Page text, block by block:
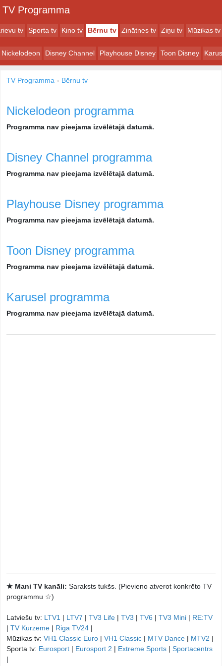
TV Programma
tv Sporta tv Kino tv Bērnu tv Zinātnes tv Ziņu tv Mūzikas tv
Nickelodeon Disney Channel Playhouse Disney Toon Disney
TV Programma Bērnu tv
Nickelodeon programma
Programma nav pieejama izvēlētajā datumā.
Disney Channel programma
Programma nav pieejama izvēlētajā datumā.
Playhouse Disney programma
Programma nav pieejama izvēlētajā datumā.
Toon Disney programma
Programma nav pieejama izvēlētajā datumā.
Karusel programma
Programma nav pieejama izvēlētajā datumā.
★ Mani TV kanāli: Saraksts tukšs. (Pievieno atverot konkrēto TV
programmu ☆)
Latviešu tv: LTV1 | LTV7 | TV3 Life | TV3 | TV6 | TV3 Mini | RE:TV
| TV Kurzeme | Riga TV24 |
Mūzikas tv: VH1 Classic Euro | VH1 Classic | MTV Dance | MTV2 |
Sporta tv: Eurosport | Eurosport 2 | Extreme Sports | Sportacentrs
|